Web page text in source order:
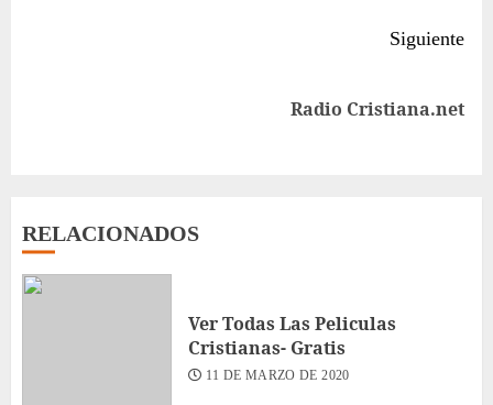
Siguiente
Radio Cristiana.net
RELACIONADOS
Ver Todas Las Peliculas
Cristianas- Gratis
11 DE MARZO DE 2020